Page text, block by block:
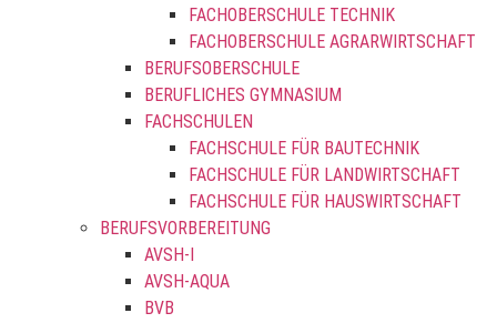
FACHOBERSCHULE TECHNIK
FACHOBERSCHULE AGRARWIRTSCHAFT
BERUFSOBERSCHULE
BERUFLICHES GYMNASIUM
FACHSCHULEN
FACHSCHULE FÜR BAUTECHNIK
FACHSCHULE FÜR LANDWIRTSCHAFT
FACHSCHULE FÜR HAUSWIRTSCHAFT
BERUFSVORBEREITUNG
AVSH-I
AVSH-AQUA
BVB